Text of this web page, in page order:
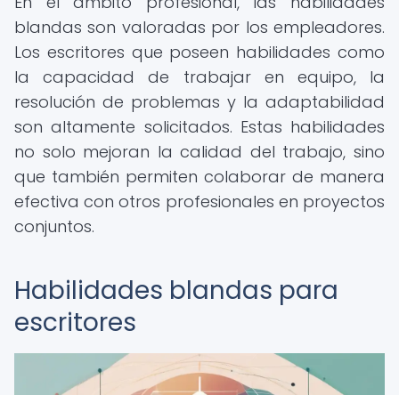
blandas son valoradas por los empleadores.
Los escritores que poseen habilidades como
la capacidad de trabajar en equipo, la
resolución de problemas y la adaptabilidad
son altamente solicitados. Estas habilidades
no solo mejoran la calidad del trabajo, sino
que también permiten colaborar de manera
efectiva con otros profesionales en proyectos
conjuntos.
Habilidades blandas para
escritores